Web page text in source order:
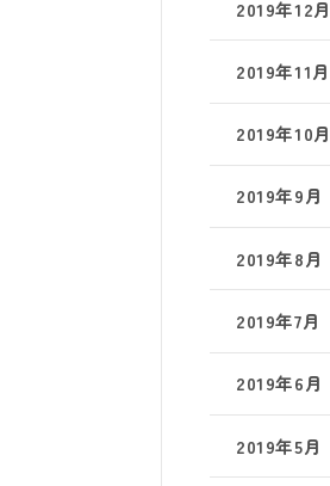
2019年12月
2019年11月
2019年10月
2019年9月
2019年8月
2019年7月
2019年6月
2019年5月